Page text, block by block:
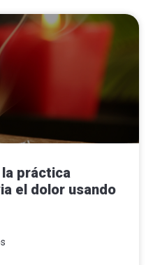
práctica
el dolor usando